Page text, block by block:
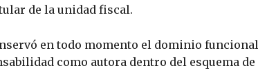
de la unidad fiscal.
en todo momento el dominio funcional
como autora dentro del esquema de